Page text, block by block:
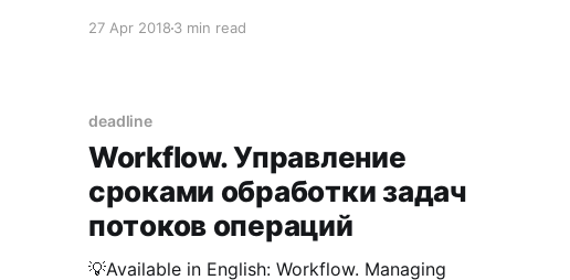
мастер-данными несколько более живым,
ли вам, хоть разок, создать какую-то
динамичность в
27 Apr 20183 min read
deadline
Workflow. Управление
сроками обработки задач
потоков операций
💡Available in English: Workflow. Managing